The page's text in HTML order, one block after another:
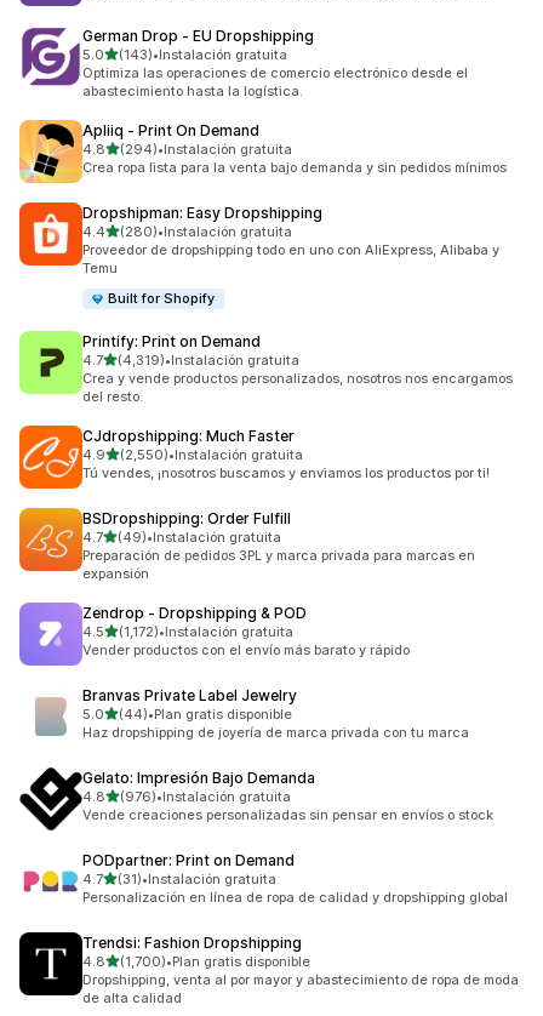
German Drop ‑ EU Dropshipping
5.0de 5 estrellas
(143)
143 reseñas en total
•Instalación gratuita
Optimiza las operaciones de comercio electrónico desde el
abastecimiento hasta la logística.
Apliiq ‑ Print On Demand
4.8de 5 estrellas
(294)
294 reseñas en total
•Instalación gratuita
Crea ropa lista para la venta bajo demanda y sin pedidos mínimos
Dropshipman: Easy Dropshipping
4.4de 5 estrellas
(280)
280 reseñas en total
•Instalación gratuita
Proveedor de dropshipping todo en uno con AliExpress, Alibaba y
Temu
Built for Shopify
Printify: Print on Demand
4.7de 5 estrellas
(4,319)
4319 reseñas en total
•Instalación gratuita
Crea y vende productos personalizados, nosotros nos encargamos
del resto.
CJdropshipping: Much Faster
4.9de 5 estrellas
(2,550)
2550 reseñas en total
•Instalación gratuita
Tú vendes, ¡nosotros buscamos y enviamos los productos por ti!
BSDropshipping: Order Fulfill
4.7de 5 estrellas
(49)
49 reseñas en total
•Instalación gratuita
Preparación de pedidos 3PL y marca privada para marcas en
expansión
Zendrop ‑ Dropshipping & POD
4.5de 5 estrellas
(1,172)
1172 reseñas en total
•Instalación gratuita
Vender productos con el envío más barato y rápido
Branvas Private Label Jewelry
5.0de 5 estrellas
(44)
44 reseñas en total
•Plan gratis disponible
Haz dropshipping de joyería de marca privada con tu marca
Gelato: Impresión Bajo Demanda
4.8de 5 estrellas
(976)
976 reseñas en total
•Instalación gratuita
Vende creaciones personalizadas sin pensar en envíos o stock
PODpartner: Print on Demand
4.7de 5 estrellas
(31)
31 reseñas en total
•Instalación gratuita
Personalización en línea de ropa de calidad y dropshipping global
Trendsi: Fashion Dropshipping
4.8de 5 estrellas
(1,700)
1700 reseñas en total
•Plan gratis disponible
Dropshipping, venta al por mayor y abastecimiento de ropa de moda
de alta calidad